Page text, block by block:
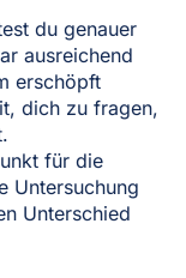
du genauer
ausreichend
erschöpft
dich zu fragen,
für die
Untersuchung
Unterschied